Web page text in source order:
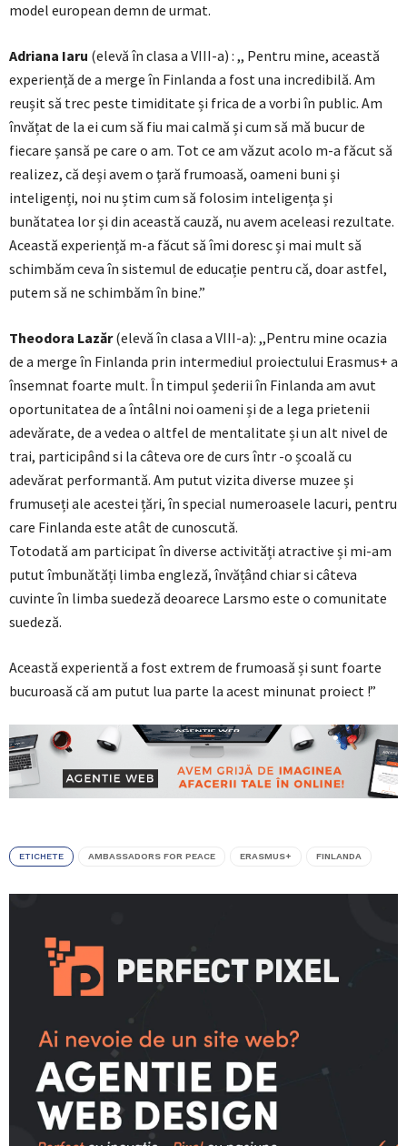
model european demn de urmat.
Adriana Iaru (elevă în clasa a VIII-a) : ,, Pentru mine, această
experiență de a merge în Finlanda a fost una incredibilă. Am
reușit să trec peste timiditate și frica de a vorbi în public. Am
învățat de la ei cum să fiu mai calmă și cum să mă bucur de
fiecare șansă pe care o am. Tot ce am văzut acolo m-a făcut să
realizez, că deși avem o țară frumoasă, oameni buni și
inteligenți, noi nu știm cum să folosim inteligența și
bunătatea lor și din această cauză, nu avem aceleasi rezultate.
Această experiență m-a făcut să îmi doresc și mai mult să
schimbăm ceva în sistemul de educație pentru că, doar astfel,
putem să ne schimbăm în bine.”
Theodora Lazăr(elevă în clasa a VIII-a): ,,Pentru mine ocazia
de a merge în Finlanda prin intermediul proiectului Erasmus+ a
însemnat foarte mult. În timpul șederii în Finlanda am avut
oportunitatea de a întâlni noi oameni și de a lega prietenii
adevărate, de a vedea o altfel de mentalitate și un alt nivel de
trai, participând si la câteva ore de curs într -o școală cu
adevărat performantă. Am putut vizita diverse muzee și
frumuseți ale acestei țări, în special numeroasele lacuri, pentru
care Finlanda este atât de cunoscută.
Totodată am participat în diverse activități atractive și mi-am
putut îmbunătăți limba engleză, învățând chiar si câteva
cuvinte în limba suedeză deoarece Larsmo este o comunitate
suedeză.
Această experientă a fost extrem de frumoasă și sunt foarte
bucuroasă că am putut lua parte la acest minunat proiect !”
ETICHETE AMBASSADORS FOR PEACE ERASMUS+ FINLANDA